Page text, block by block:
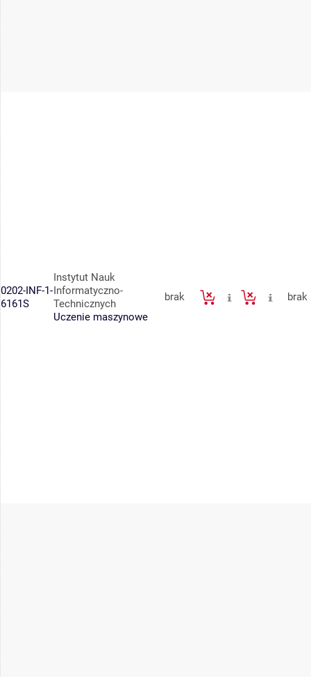
0202-INF-1-
6161S
Instytut Nauk
Informatyczno-
Technicznych
Uczenie maszynowe
brak brak